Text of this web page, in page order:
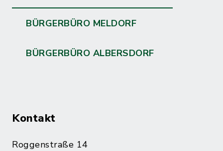
BÜRGERBÜRO MELDORF
BÜRGERBÜRO ALBERSDORF
Kontakt
Roggenstraße 14